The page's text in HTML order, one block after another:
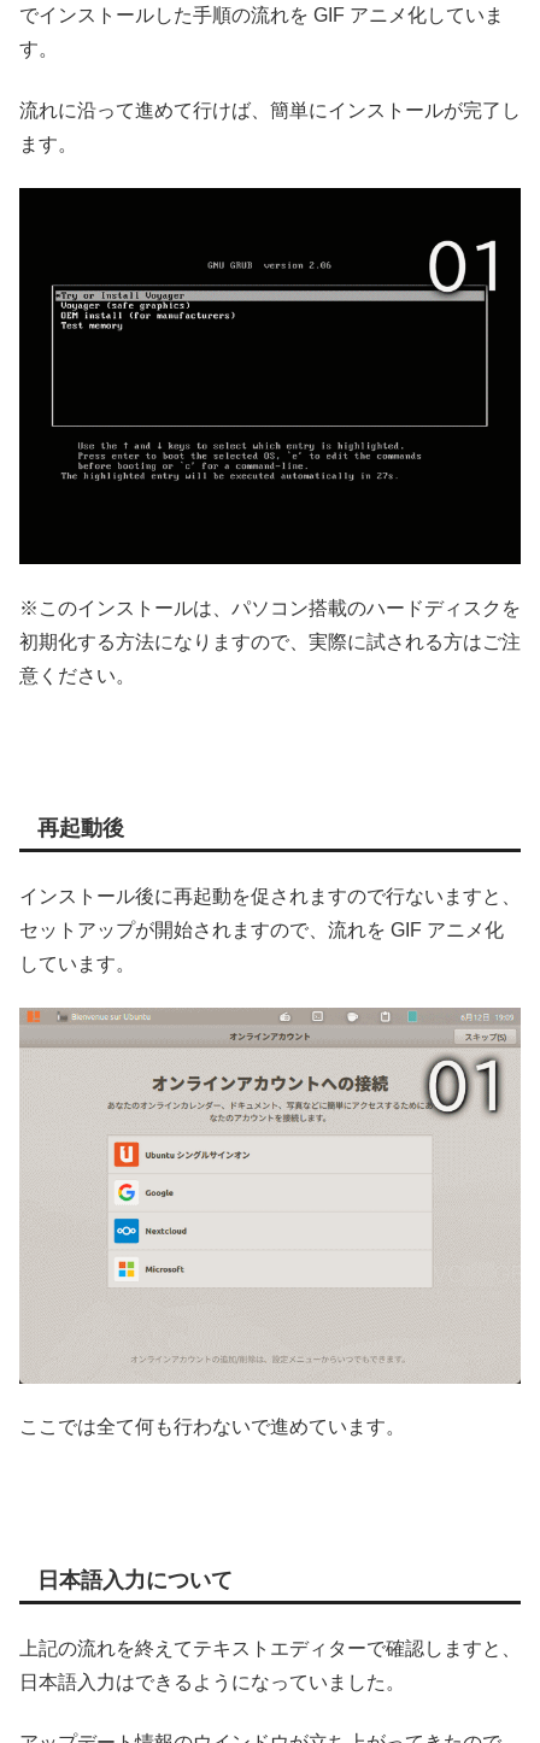
でインストールした手順の流れを GIF アニメ化していま
す。
流れに沿って進めて行けば、簡単にインストールが完了し
ます。
※このインストールは、パソコン搭載のハードディスクを
初期化する方法になりますので、実際に試される方はご注
意ください。
再起動後
インストール後に再起動を促されますので行ないますと、
セットアップが開始されますので、流れを GIF アニメ化
しています。
ここでは全て何も行わないで進めています。
日本語入力について
上記の流れを終えてテキストエディターで確認しますと、
日本語入力はできるようになっていました。